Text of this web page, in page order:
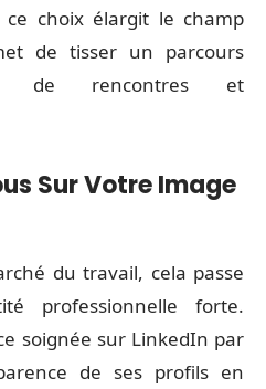
choix élargit le champ
de tisser un parcours
de rencontres et
Sur Votre Image
du travail, cela passe
professionnelle forte.
soignée sur LinkedIn par
de ses profils en